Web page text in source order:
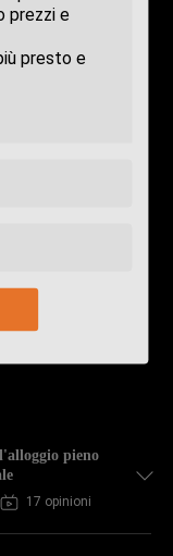
pieno
17 opinioni